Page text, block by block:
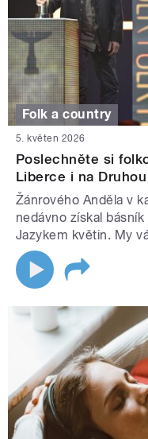
Folk a country
5. květen 2026
Poslechněte si
Liberce i na
Žánrového Anděla v
nedávno získal
Jazykem květin. My